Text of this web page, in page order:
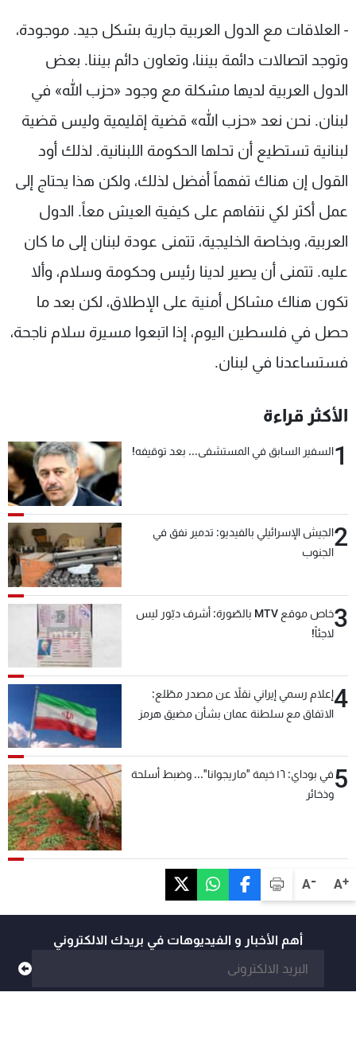
A+
A-
- العلاقات مع الدول العربية جارية بشكل جيد. موجودة،
وتوجد اتصالات دائمة بيننا، وتعاون دائم بيننا. بعض
الدول العربية لديها مشكلة مع وجود «حزب الله» في
لبنان. نحن نعد «حزب الله» قضية إقليمية وليس قضية
لبنانية تستطيع أن تحلها الحكومة اللبنانية. لذلك أود
القول إن هناك تفهماً أفضل لذلك، ولكن هذا يحتاج إلى
عمل أكثر لكي نتفاهم على كيفية العيش معاً. الدول
العربية، وبخاصة الخليجية، تتمنى عودة لبنان إلى ما كان
عليه. تتمنى أن يصير لدينا رئيس وحكومة وسلام، وألا
تكون هناك مشاكل أمنية على الإطلاق، لكن بعد ما
حصل في فلسطين اليوم، إذا اتبعوا مسيرة سلام ناجحة،
فستساعدنا في لبنان.
الأكثر قراءة
1السفير السابق في المستشفى... بعد توقيفه!
2الجيش الإسرائيلي بالفيديو: تدمير نفق في
الجنوب
3
خاص موقع MTV بالصّورة: أشرف دبّور ليس
لاجئاً!
4إعلام رسمي إيراني نقلاً عن مصدر مطّلع:
الاتفاق مع سلطنة عمان بشأن مضيق هرمز
5
في بوداي: ١٦ خيمة "ماريجوانا"... وضبط أسلحة
وذخائر
أهم الأخبار و الفيديوهات في بريدك الالكتروني
@mtvlebanonnews
@mtvlebanon